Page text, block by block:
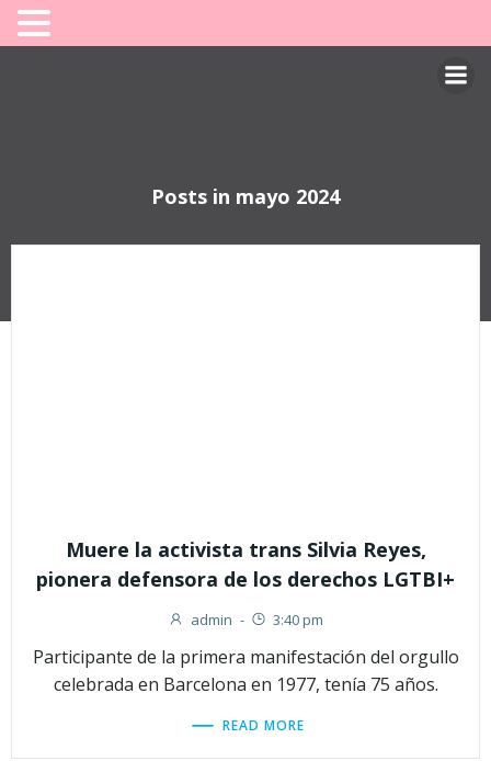
Posts in mayo 2024
Muere la activista trans Silvia Reyes,
pionera defensora de los derechos LGTBI+
admin - 3:40 pm
Participante de la primera manifestación del orgullo
celebrada en Barcelona en 1977, tenía 75 años.
READ MORE